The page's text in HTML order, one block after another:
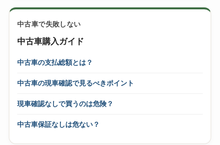
中古車で失敗しない
中古車購入ガイド
中古車の支払総額とは？
中古車の現車確認で見るべきポイント
現車確認なしで買うのは危険？
中古車保証なしは危ない？